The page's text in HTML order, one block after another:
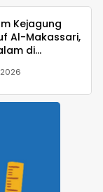
Kejagung
Al-Makassari,
di